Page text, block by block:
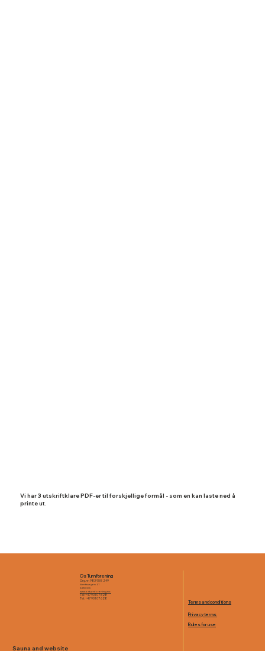
Vi har 3 utskriftklare PDF-er til forskjellige formål - som en kan laste ned å
printe ut.
Os Turnforening
Org.nr: 983 958 249
Idrettsvegen 41
5210 OS
www.osturnforening.no
Tel: +47 901 07 628
Tel: +47 901 07 628
Terms and conditions
Privacy terms
Rules for use
Sauna and website